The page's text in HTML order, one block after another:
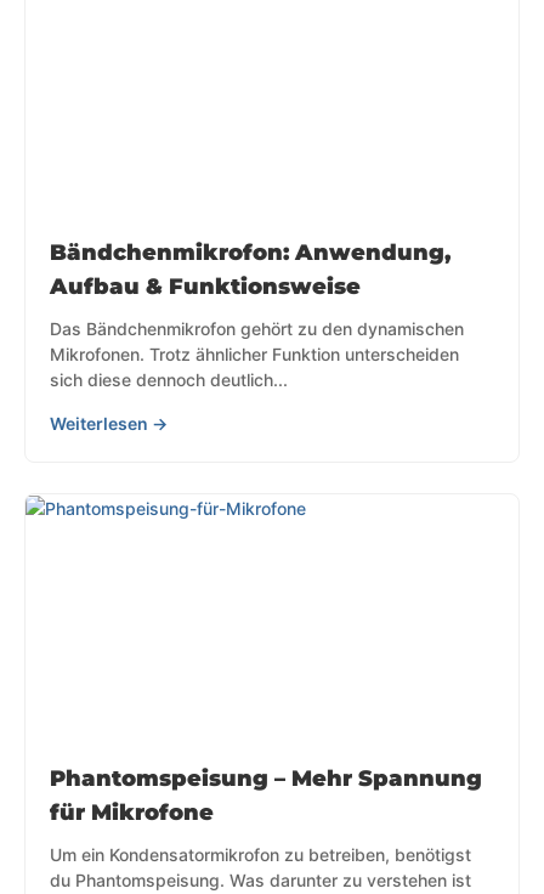
Bändchenmikrofon: Anwendung,
Aufbau & Funktionsweise
Das Bändchenmikrofon gehört zu den dynamischen
Mikrofonen. Trotz ähnlicher Funktion unterscheiden
sich diese dennoch deutlich...
Weiterlesen →
Phantomspeisung – Mehr Spannung
für Mikrofone
Um ein Kondensatormikrofon zu betreiben, benötigst
du Phantomspeisung. Was darunter zu verstehen ist